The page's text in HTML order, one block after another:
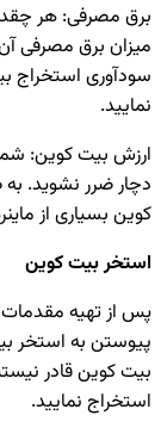
برق مصرفی: هر
میزان برق مصرفی
سودآوری استخراج
نمایید.
ارزش بیت کوین: شما
کوین بسیاری از
استخر بیت کوین
پس از تهیه مقدمات
پیوستن به استخر
بیت کوین قادر
استخراج نمایید.